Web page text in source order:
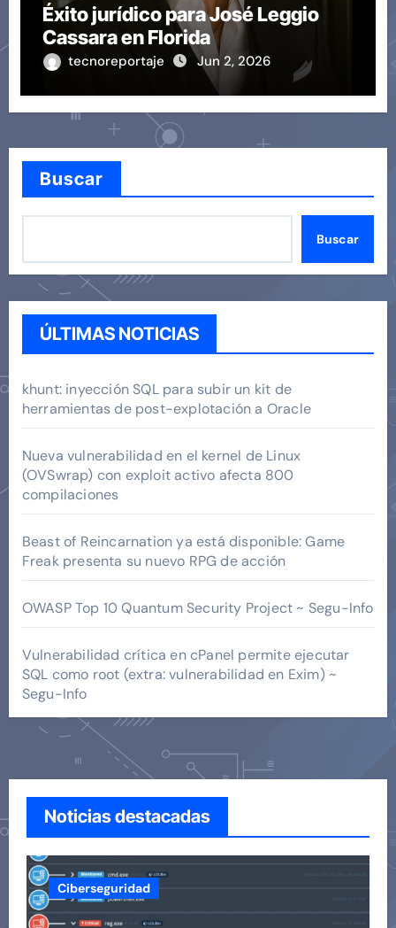
Éxito jurídico para José Leggio
Cassara en Florida
tecnoreportaje Jun 2, 2026
Buscar
Buscar
ÚLTIMAS NOTICIAS
khunt: inyección SQL para subir un kit de
herramientas de post-explotación a Oracle
Nueva vulnerabilidad en el kernel de Linux
(OVSwrap) con exploit activo afecta 800
compilaciones
Beast of Reincarnation ya está disponible: Game
Freak presenta su nuevo RPG de acción
OWASP Top 10 Quantum Security Project ~ Segu-Info
Vulnerabilidad crítica en cPanel permite ejecutar
SQL como root (extra: vulnerabilidad en Exim) ~
Segu-Info
Noticias destacadas
Ciberseguridad